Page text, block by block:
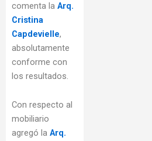
comenta la Arq.
Cristina
Capdevielle,
absolutamente
conforme con
los resultados.
Con respecto al
mobiliario
agregó la Arq.